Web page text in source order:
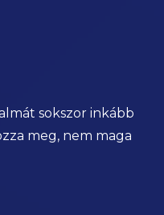
sokszor inkább
meg, nem maga